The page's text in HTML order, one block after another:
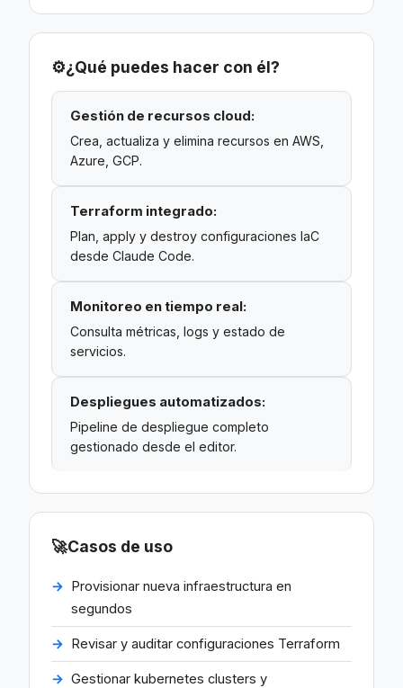
⚙️¿Qué puedes hacer con él?
Gestión de recursos cloud:
Crea, actualiza y elimina recursos en AWS,
Azure, GCP.
Terraform integrado:
Plan, apply y destroy configuraciones IaC
desde Claude Code.
Monitoreo en tiempo real:
Consulta métricas, logs y estado de
servicios.
Despliegues automatizados:
Pipeline de despliegue completo
gestionado desde el editor.
🚀Casos de uso
Provisionar nueva infraestructura en
segundos
Revisar y auditar configuraciones Terraform
Gestionar kubernetes clusters y